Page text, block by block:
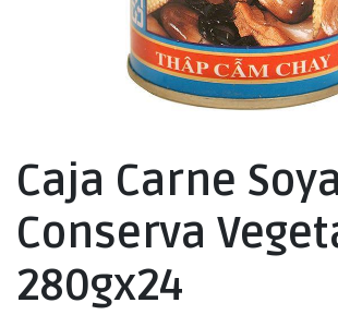
Caja Carne
Conserva
280gx24